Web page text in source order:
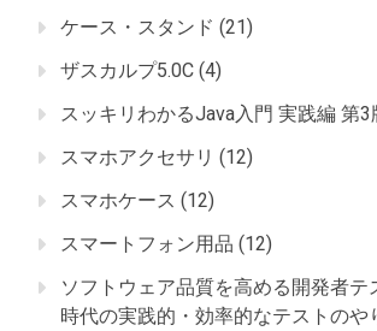
ケース・スタンド (21)
ザスカルプ5.0C (4)
スッキリわかるJava入門 実践編 第3
スマホアクセサリ (12)
スマホケース (12)
スマートフォン用品 (12)
ソフトウェア品質を高める開発者テ
時代の実践的・効率的なテストのや